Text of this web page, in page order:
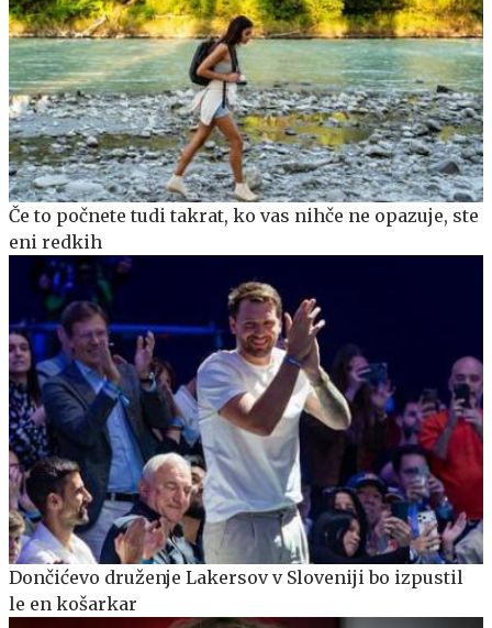
Če to počnete tudi takrat, ko vas nihče ne opazuje, ste
eni redkih
Dončićevo druženje Lakersov v Sloveniji bo izpustil
le en košarkar